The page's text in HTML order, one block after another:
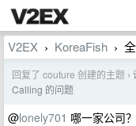
V2EX › KoreaFish ›
回复了 couture 创建的主题 ›
Calling 的问题
@lonely701 哪一家公司？